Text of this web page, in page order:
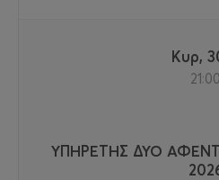
Κυρ,
21:00
ΥΠΗΡΕΤΗΣ ΔΥΟ